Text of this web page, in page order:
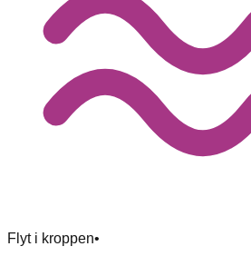
Flyt i kroppen•